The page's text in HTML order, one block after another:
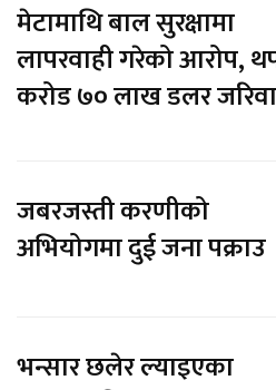
मेटामाथि बाल सुरक्षामा
लापरवाही गरेको आरोप,
करोड ७० लाख डलर
जबरजस्ती करणीको
अभियोगमा दुई जना पक्राउ
भन्सार छलेर ल्याइएका